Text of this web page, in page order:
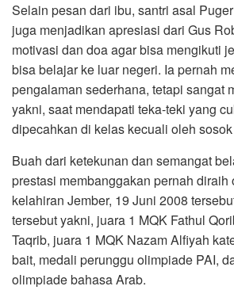
Selain pesan dari ibu, santri asal
juga menjadikan apresiasi dari Gus
motivasi dan doa agar bisa mengikuti
bisa belajar ke luar negeri. Ia pernah
pengalaman sederhana, tetapi sangat
yakni, saat mendapati teka-teki yang
dipecahkan di kelas kecuali oleh
Buah dari ketekunan dan semangat
prestasi membanggakan pernah diraih
kelahiran Jember, 19 Juni 2008
tersebut yakni, juara 1 MQK Fathul
Taqrib, juara 1 MQK Nazam Alfiyah
bait, medali perunggu olimpiade PAI,
olimpiade bahasa Arab.